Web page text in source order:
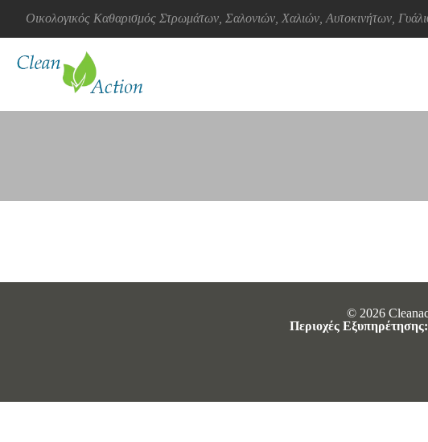
Οικολογικός Καθαρισμός Στρωμάτων, Σαλονιών, Χαλιών, Αυτοκινήτων,
© 2026
Περιοχές Εξυπηρέτησης: